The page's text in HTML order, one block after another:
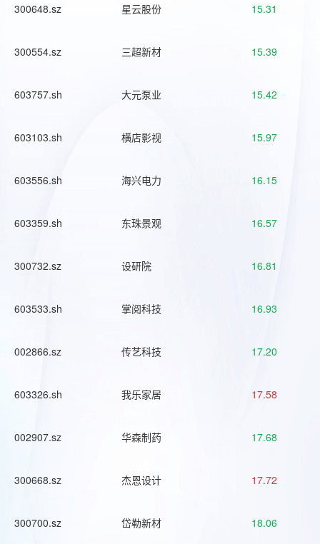
300648.sz 星云股份 15.31
300554.sz 三超新材 15.39
603757.sh 大元泵业 15.42
603103.sh 横店影视 15.97
603556.sh 海兴电力 16.15
603359.sh 东珠景观 16.57
300732.sz 设研院 16.81
603533.sh 掌阅科技 16.93
002866.sz 传艺科技 17.20
603326.sh 我乐家居 17.58
002907.sz 华森制药 17.68
300668.sz 杰恩设计 17.72
300700.sz 岱勒新材 18.06